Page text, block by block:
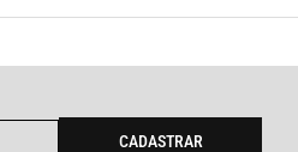
CADASTRAR